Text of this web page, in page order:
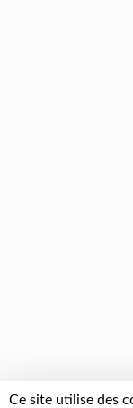
Ce site utilise des